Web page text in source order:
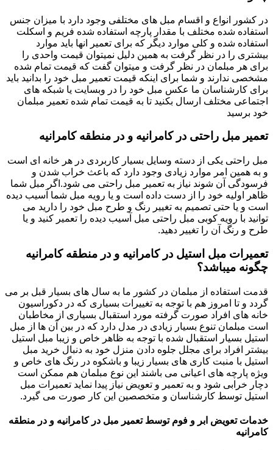
در کشور انواع و اقسام مبل های مختلفی وجود دارد با میزان جنس
استفاده شده مختلف با مقدار پارچه استفاده شده فریم و اسکلت
استفاده شده و کلی موارد دیگر که برای تعمیر انها باید موارد
بیشتری را در نظر گرفت به همین دلیل نمیتوان قیمت واحدی را
برای هر مبلمان در نظر گرفت و میتوان گفت که قیمت تمام شده
مشخصی ندارند و شما برای اینکه قیمت تعمیر مبل خود را بدانید باید
برای کارشناسان ما عکس مبل خود را در وبسایت یا شبکه های
اجتماعی مختلف ارسال بکنید تا به قیمت تمام شده تعمیر مبلمان
خود برسید
تعمیر مبل راحتی در کامرانیه و در منطقه کامرانیه
مبل راحتی یکی از دسته وسایل بسیار کاربردی در هر خانه ای است
و به همین امر موارد زیادی وجود دارد که باعث خراب شدن و
فرسودگی آن شوند نیاز به تعمیر مبل راحتی می شود.اگر مبل شما
ظاهر اولیه خود را از دست داده است و یا رویه مبل شما آسیب دیده
است و یا حتی تصمیم به تغییر رنگ و طرح مبل خود را دارید می
توانید با رویه کوبی مبل راحتی مبل آسیب دیده را تعمیر کنید و یا
طرح و رنگ آن را تغییر دهید.
تعمیرات مبل استیل در کامرانیه و در منطقه کامرانیه
چگونه میباشد؟
قدمت استفاده از مبلمان در کشور ما به سال های بسیار قبل بر می
گردد و تا امروز هم با توجه به تغییرات بسیاری که در دکوراسیون
خانه های افراد صورت گرفته مورد استقبال بسیاری از مخاطبان
است مبلمان تنوع بسیار زیادی در مدل دارد که در بین آن ها از مبل
استیل بسیار استقبال شده با توجه به ظاهر خاص و زیبا مبل استیل
بیشتر افراد برای مجلل جلوه دادن منزل خود به دنبال خرید مبل
استیل با منبت کاری های بسیار زیبا و باشکوه در رنگ های خاص و
ویژه پارچه های اعیانی می باشند این نوع مبلمان هم ممکن است
دچار خرابی شود و به تعمیر و تعویض نیاز پیدا نماید تعمیرات مبل
استیل توسط کارشناسان و متخصصین این کار صورت می گیرد.
خدمات تعویض ابر و فوم توسط تعمیر مبل در کامرانیه و در منطقه
کامرانیه